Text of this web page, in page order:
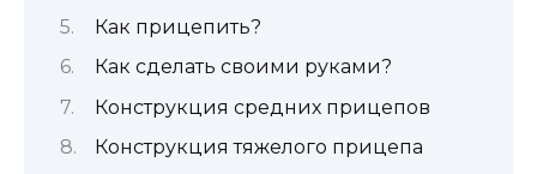
Как прицепить?
Как сделать своими руками?
Конструкция средних прицепов
Конструкция тяжелого прицепа